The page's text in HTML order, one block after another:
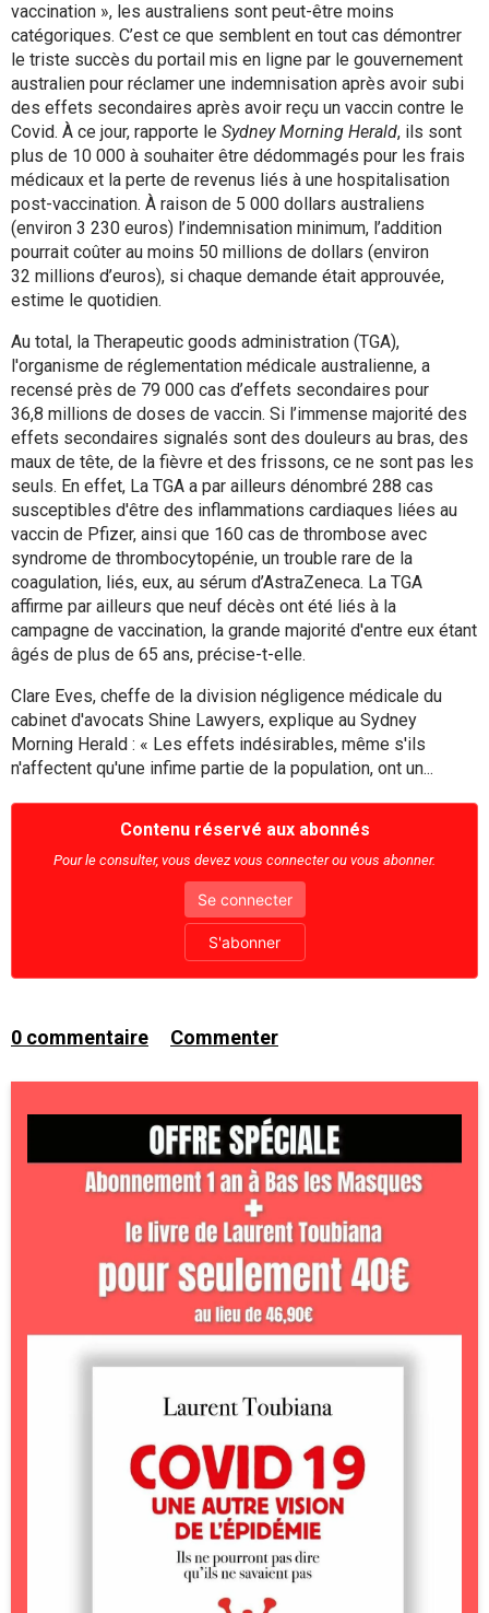
vaccination », les australiens sont peut-être moins
catégoriques. C’est ce que semblent en tout cas démontrer
le triste succès du portail mis en ligne par le gouvernement
australien pour réclamer une indemnisation après avoir subi
des effets secondaires après avoir reçu un vaccin contre le
Covid. À ce jour, rapporte le Sydney Morning Herald, ils sont
plus de 10 000 à souhaiter être dédommagés pour les frais
médicaux et la perte de revenus liés à une hospitalisation
post-vaccination. À raison de 5 000 dollars australiens
(environ 3 230 euros) l’indemnisation minimum, l’addition
pourrait coûter au moins 50 millions de dollars (environ
32 millions d’euros), si chaque demande était approuvée,
estime le quotidien.
Au total, la Therapeutic goods administration (TGA),
l'organisme de réglementation médicale australienne, a
recensé près de 79 000 cas d’effets secondaires pour
36,8 millions de doses de vaccin. Si l’immense majorité des
effets secondaires signalés sont des douleurs au bras, des
maux de tête, de la fièvre et des frissons, ce ne sont pas les
seuls. En effet, La TGA a par ailleurs dénombré 288 cas
susceptibles d'être des inflammations cardiaques liées au
vaccin de Pfizer, ainsi que 160 cas de thrombose avec
syndrome de thrombocytopénie, un trouble rare de la
coagulation, liés, eux, au sérum d’AstraZeneca. La TGA
affirme par ailleurs que neuf décès ont été liés à la
campagne de vaccination, la grande majorité d'entre eux étant
âgés de plus de 65 ans, précise-t-elle.
Clare Eves, cheffe de la division négligence médicale du
cabinet d'avocats Shine Lawyers, explique au Sydney
Morning Herald : « Les effets indésirables, même s'ils
n'affectent qu'une infime partie de la population, ont un...
Contenu réservé aux abonnés
Pour le consulter, vous devez vous connecter ou vous abonner.
Se connecter
S'abonner
0 commentaire Commenter